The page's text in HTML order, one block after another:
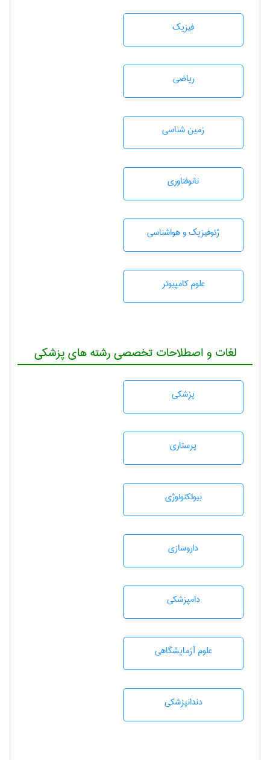
فیزیک
رياضی
زمين شناسی
نانوفناوری
ژئوفيزيك و هواشناسی
علوم کامپیوتر
لغات و اصطلاحات تخصصی رشته های پزشکی
پزشكی
پرستاری
بيوتكنولوژی
داروسازی
دامپزشكی
علوم آزمايشگاهی
دندانپزشكی